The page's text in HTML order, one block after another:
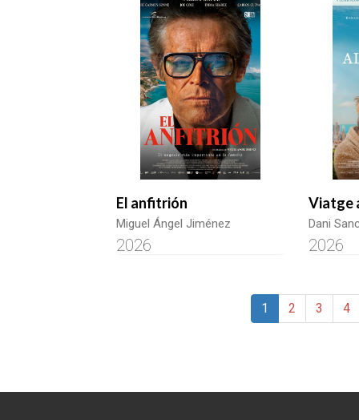
El anfitrión
Miguel Ángel Jiménez
2026
Viatge
Dani
2026
1 2 3 4